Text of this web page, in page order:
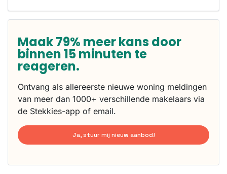
Maak 79% meer kans door
binnen 15 minuten te
reageren.
Ontvang als allereerste nieuwe woning meldingen
van meer dan 1000+ verschillende makelaars via
de Stekkies-app of email.
Ja, stuur mij nieuw aanbod!